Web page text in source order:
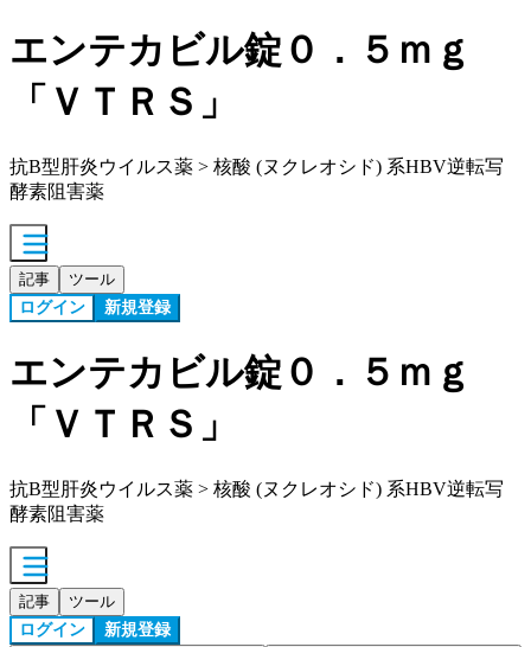
エンテカビル錠０．５ｍｇ
「ＶＴＲＳ」
抗B型肝炎ウイルス薬 > 核酸 (ヌクレオシド) 系HBV逆転写
酵素阻害薬
記事 ツール
ログイン 新規登録
エンテカビル錠０．５ｍｇ
「ＶＴＲＳ」
抗B型肝炎ウイルス薬 > 核酸 (ヌクレオシド) 系HBV逆転写
酵素阻害薬
記事 ツール
ログイン 新規登録